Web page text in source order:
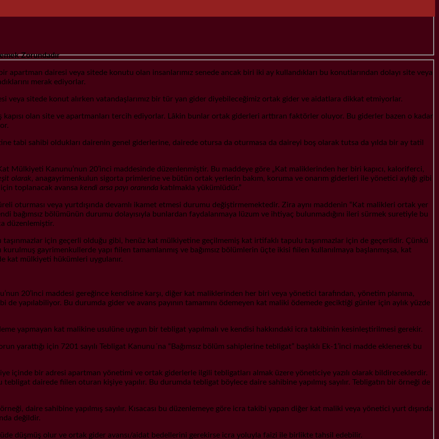
Zorundadır
apartman dairesi veya sitede konutu olan insanlarımız senede ancak biri iki ay kullandıkları bu konutlarından dolayı site veya
merak ediyorlar.
veya sitede konut alırken vatandaşlarımız bir tür yan gider diyebileceğimiz ortak gider ve aidatlara dikkat etmiyorlar.
kapısı olan site ve apartmanları tercih ediyorlar. Lâkin bunlar ortak giderleri arttıran faktörler oluyor. Bu giderler bazen o kadar
tabi sahibi oldukları dairenin genel giderlerine, dairede otursa da oturmasa da daireyi boş olarak tutsa da yılda bir ay tatil
Mülkiyeti Kanunu’nun 20’inci maddesinde düzenlenmiştir. Bu maddeye göre „Kat maliklerinden her biri kapıcı, kaloriferci,
olarak, anagayrimenkulun sigorta primlerine ve bütün ortak yerlerin bakım, koruma ve onarım giderleri ile yönetici aylığı gibi
toplanacak avansa kendi arsa payı oranında katılmakla yükümlüdür.”
oturması veya yurtdışında devamlı ikamet etmesi durumu değiştirmemektedir. Zira aynı maddenin “Kat malikleri ortak yer
bağımsız bölümünün durumu dolayısıyla bunlardan faydalanmaya lüzum ve ihtiyaç bulunmadığını ileri sürmek suretiyle bu
düzenlemiştir.
için geçerli olduğu gibi, henüz kat mülkiyetine geçilmemiş kat irtifaklı tapulu taşınmazlar için de geçerlidir. Çünkü
gayrimenkullerde yapı fiilen tamamlanmış ve bağımsız bölümlerin üçte ikisi fiilen kullanılmaya başlanmışsa, kat
kat mülkiyeti hükümleri uygulanır.
20’inci maddesi gereğince kendisine karşı, diğer kat maliklerinden her biri veya yönetici tarafından, yönetim planına,
yapılabiliyor. Bu durumda gider ve avans payının tamamını ödemeyen kat maliki ödemede geciktiği günler için aylık yüzde
yapmayan kat malikine usulüne uygun bir tebligat yapılmalı ve kendisi hakkındaki icra takibinin kesinleştirilmesi gerekir.
yarattığı için 7201 sayılı Tebligat Kanunu´na “Bağımsız bölüm sahiplerine tebligat” başlıklı Ek-1’inci madde eklenerek bu
içinde bir adresi apartman yönetimi ve ortak giderlerle ilgili tebligatları almak üzere yöneticiye yazılı olarak bildireceklerdir.
dairede fiilen oturan kişiye yapılır. Bu durumda tebligat böylece daire sahibine yapılmış sayılır. Tebligatın bir örneği de
daire sahibine yapılmış sayılır. Kısacası bu düzenlemeye göre icra takibi yapan diğer kat maliki veya yönetici yurt dışında
değildir.
düşmüş olur ve ortak gider avansı/aidat bedellerini gerekirse icra yoluyla faizi ile birlikte tahsil edebilir.